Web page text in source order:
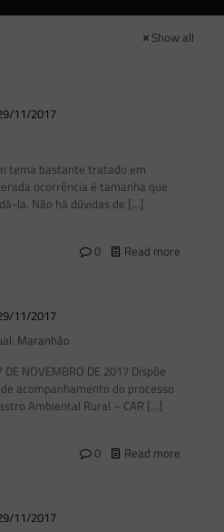
Show all
11/2017
tema bastante tratado em
ocorrência é tamanha que
la. Não há dúvidas de […]
0 Read more
11/2017
Maranhão
DE NOVEMBRO DE 2017 Dispõe
acompanhamento do processo
Ambiental Rural – CAR […]
0 Read more
11/2017